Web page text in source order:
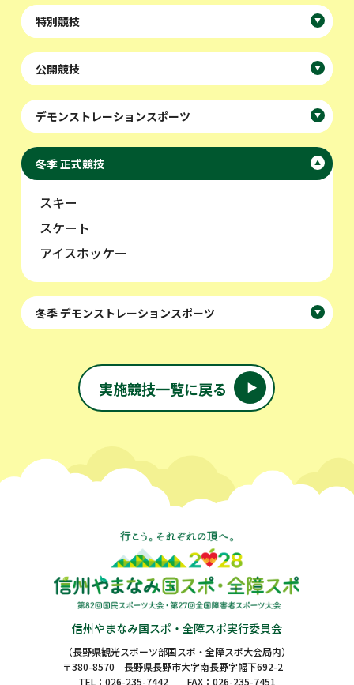
特別競技 ▼
公開競技 ▼
デモンストレーションスポーツ ▼
冬季 正式競技 ▼
スキー
スケート
アイスホッケー
冬季 デモンストレーションスポーツ ▼
実施競技一覧に戻る
信州やまなみ国スポ・全障スポ実行委員会
（長野県観光スポーツ部国スポ・全障スポ大会局内）
〒380-8570 長野県長野市大字南長野字幅下692-2
TEL： 026-235-7442 FAX：026-235-7451